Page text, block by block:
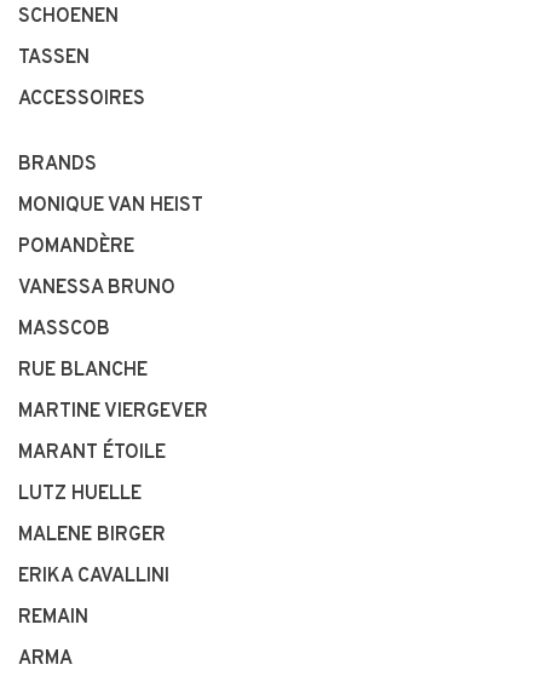
SCHOENEN
TASSEN
ACCESSOIRES
BRANDS
MONIQUE VAN HEIST
POMANDÈRE
VANESSA BRUNO
MASSCOB
RUE BLANCHE
MARTINE VIERGEVER
MARANT ÉTOILE
LUTZ HUELLE
MALENE BIRGER
ERIKA CAVALLINI
REMAIN
ARMA